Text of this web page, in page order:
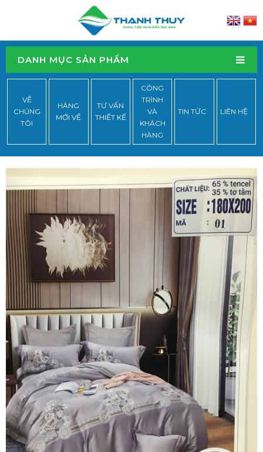
DANH MỤC SẢN PHẨM
VỀ
CHÚNG
TÔI
HÀNG
MỚI VỀ
TƯ VẤN
THIẾT KẾ
CÔNG
TRÌNH
VÀ
KHÁCH
HÀNG
TIN TỨC LIÊN HỆ